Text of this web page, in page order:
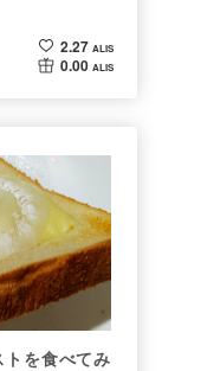
2.27 ALIS
0.00 ALIS
を食べてみ